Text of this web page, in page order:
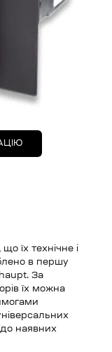
їх технічне і
в першу
За
їх можна
до наявних